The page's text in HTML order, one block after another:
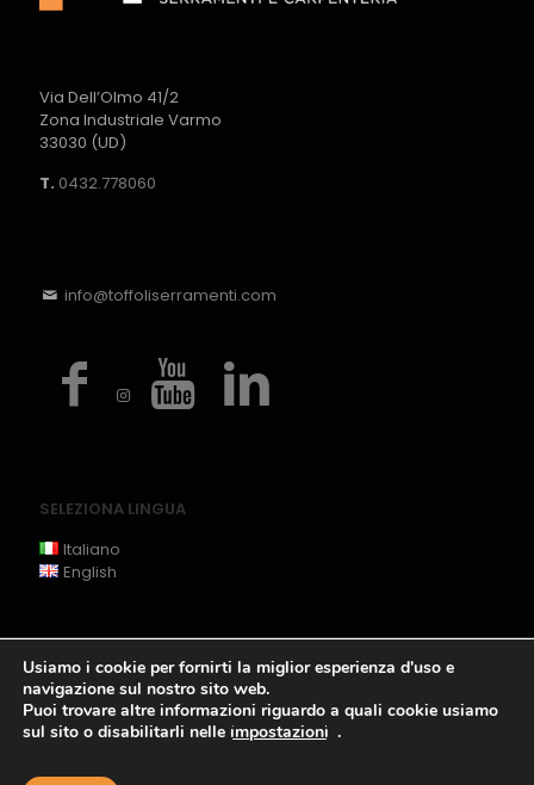
Via Dell’Olmo 41/2
Zona Industriale Varmo
33030 (UD)
T. 0432.778060
info@toffoliserramenti.com
SELEZIONA LINGUA
Italiano
English
Copyright @ 2020 Toffoli Serramenti Srl -
Usiamo i cookie per fornirti la miglior esperienza d'uso e
navigazione sul nostro sito web.
Puoi trovare altre informazioni riguardo a quali cookie usiamo
sul sito o disabilitarli nelle impostazioni .